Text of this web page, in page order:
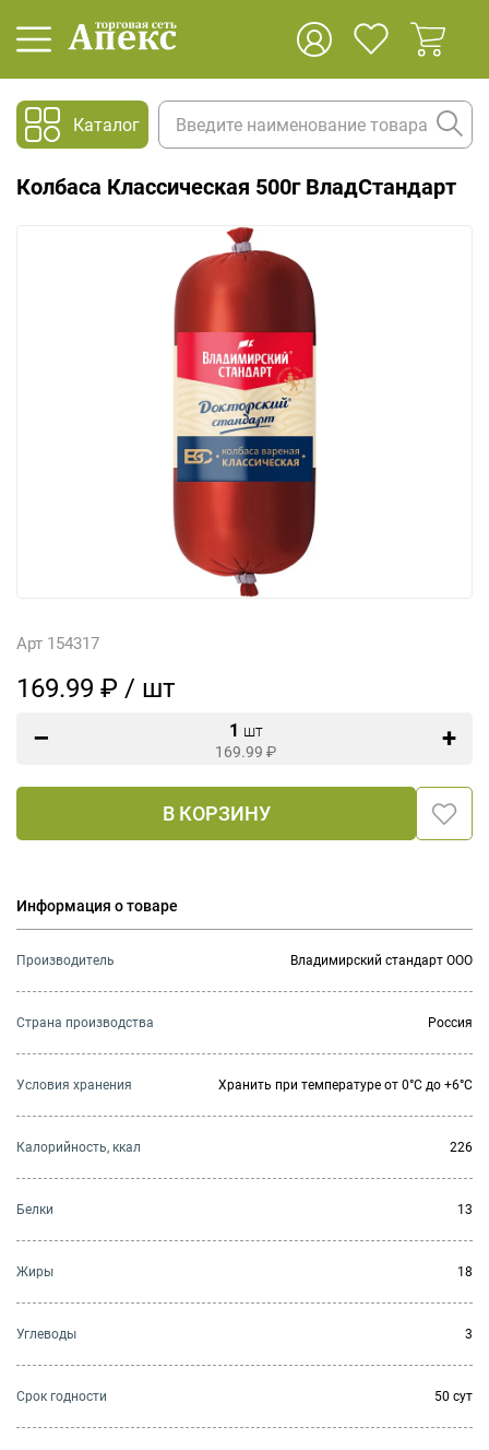
Каталог
Колбаса Классическая 500г ВладСтандарт
Арт 154317
169.99 ₽ / шт
1 шт
169.99 ₽
В КОРЗИНУ
Информация о товаре
Производитель Владимирский стандарт ООО
Страна производства Россия
Условия хранения Хранить при температуре от 0°С до +6°С
Калорийность, ккал 226
Белки 13
Жиры 18
Углеводы 3
Cрок годности 50 сут